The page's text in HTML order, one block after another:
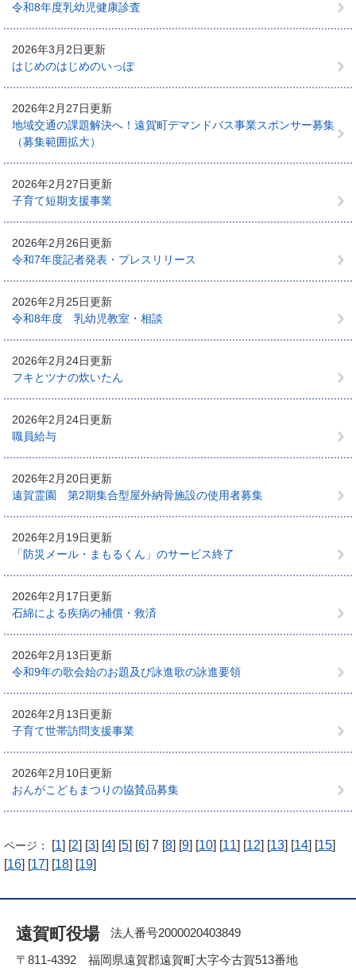
令和8年度乳幼児健康診査
2026年3月2日更新
はじめのはじめのいっぽ
2026年2月27日更新
地域交通の課題解決へ！遠賀町デマンドバス事業スポンサー募集
（募集範囲拡大）
2026年2月27日更新
子育て短期支援事業
2026年2月26日更新
令和7年度記者発表・プレスリリース
2026年2月25日更新
令和8年度 乳幼児教室・相談
2026年2月24日更新
フキとツナの炊いたん
2026年2月24日更新
職員給与
2026年2月20日更新
遠賀霊園 第2期集合型屋外納骨施設の使用者募集
2026年2月19日更新
「防災メール・まもるくん」のサービス終了
2026年2月17日更新
石綿による疾病の補償・救済
2026年2月13日更新
令和9年の歌会始のお題及び詠進歌の詠進要領
2026年2月13日更新
子育て世帯訪問支援事業
2026年2月10日更新
おんがこどもまつりの協賛品募集
ページ： [1] [2] [3] [4] [5] [6] 7 [8] [9] [10] [11] [12] [13] [14] [15]
[16] [17] [18] [19]
遠賀町役場
法人番号2000020403849
〒811-4392 福岡県遠賀郡遠賀町大字今古賀513番地